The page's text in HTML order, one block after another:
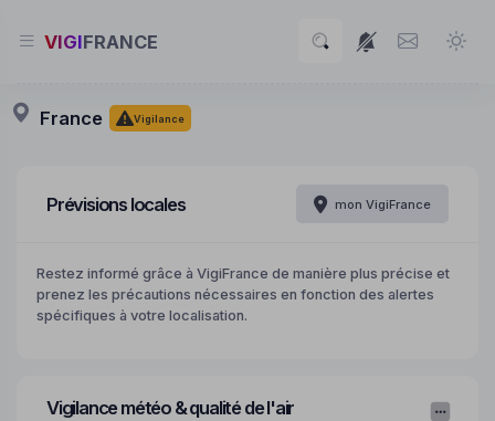
VIGIFRANCE
France Vigilance
Prévisions locales mon VigiFrance
Restez informé grâce à VigiFrance de manière plus précise et
prenez les précautions nécessaires en fonction des alertes
spécifiques à votre localisation.
Vigilance météo & qualité de l'air